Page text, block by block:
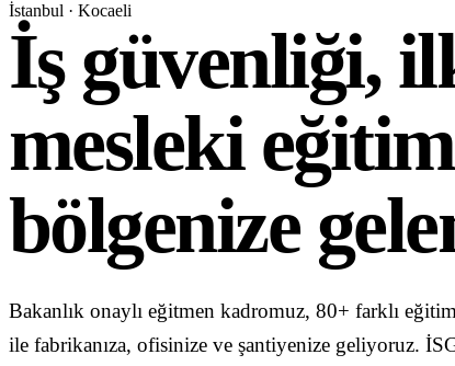
Eğitim Hizmetleri
Danışmanlık Hizmetleri
Sağlık Hizmetleri
Tüm Yazılar
Mevzuat & Yönetmelik
Eğitim İpuçları
Sektör Haberleri
Vaka Çalışmaları
Formlar & Materyaller
İstanbul · Kocaeli
İş güvenliği,
mesleki
bölgenize
Bakanlık onaylı eğitmen kadromuz, 80+ farklı
ile fabrikanıza, ofisinize ve şantiyenize geliyoruz.